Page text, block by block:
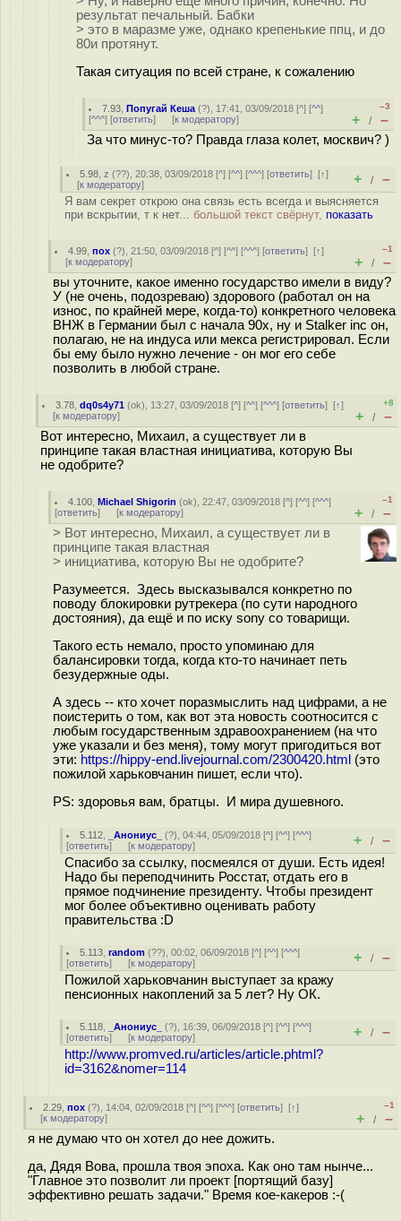
результат печальный. Бабки
> это в маразме уже, однако крепенькие ппц, и до
80и протянут.
Такая ситуация по всей стране, к сожалению
7.93 ,Попугай Кеша (?), 17:41, 03/09/2018 [^] [^^]
[^^^] [ответить] [к модератору]
–3
+ / –
За что минус-то? Правда глаза колет, москвич? )
5.98 ,z (??), 20:38, 03/09/2018 [^] [^^] [^^^] [ответить][↑]
[к модератору] + / –
Я вам секрет открою она связь есть всегда и выясняется
при вскрытии, т к нет... большой текст свёрнут, показать
4.99 ,пох (?), 21:50, 03/09/2018 [^] [^^] [^^^] [ответить][↑]
[к модератору]
–1
+ / –
вы уточните, какое именно государство имели в виду?
У (не очень, подозреваю) здорового (работал он на
износ, по крайней мере, когда-то) конкретного человека
ВНЖ в Германии был с начала 90х, ну и Stalker inc он,
полагаю, не на индуса или мекса регистрировал. Если
бы ему было нужно лечение - он мог его себе
позволить в любой стране.
3.78 ,dq0s4y71 (ok), 13:27, 03/09/2018 [^] [^^] [^^^] [ответить][↑]
[к модератору]
+8
+ / –
Вот интересно, Михаил, а существует ли в
принципе такая властная инициатива, которую Вы
не одобрите?
4.100 ,Michael Shigorin (ok), 22:47, 03/09/2018 [^] [^^] [^^^]
[ответить] [к модератору]
–1
+ / –
> Вот интересно, Михаил, а существует ли в
принципе такая властная
> инициатива, которую Вы не одобрите?
Разумеется. Здесь высказывался конкретно по
поводу блокировки рутрекера (по сути народного
достояния), да ещё и по иску sony со товарищи.
Такого есть немало, просто упоминаю для
балансировки тогда, когда кто-то начинает петь
безудержные оды.
А здесь -- кто хочет поразмыслить над цифрами, а не
поистерить о том, как вот эта новость соотносится с
любым государственным здравоохранением (на что
уже указали и без меня), тому могут пригодиться вот
эти: https://hippy-end.livejournal.com/2300420.html (это
пожилой харьковчанин пишет, если что).
PS: здоровья вам, братцы. И мира душевного.
5.112 _Анониус_ (?), 04:44, 05/09/2018 [^] [^^] [^^^]
[ответить] [к модератору] + / –
Спасибо за ссылку, посмеялся от души. Есть идея!
Надо бы переподчинить Росстат, отдать его в
прямое подчинение президенту. Чтобы президент
мог более объективно оценивать работу
правительства :D
5.113 ,random (??), 00:02, 06/09/2018 [^] [^^] [^^^]
[ответить] [к модератору] + / –
Пожилой харьковчанин выступает за кражу
пенсионных накоплений за 5 лет? Ну ОК.
5.118 _Анониус_ (?), 16:39, 06/09/2018 [^] [^^] [^^^]
[ответить] [к модератору] + / –
http://www.promved.ru/articles/article.phtml?
id=3162&nomer=114
2.29 ,пох (?), 14:04, 02/09/2018 [^] [^^] [^^^] [ответить][↑]
[к модератору]
–1
+ / –
я не думаю что он хотел до нее дожить.
да, Дядя Вова, прошла твоя эпоха. Как оно там нынче...
"Главное это позволит ли проект [портящий базу]
эффективно решать задачи." Время кое-какеров :-(